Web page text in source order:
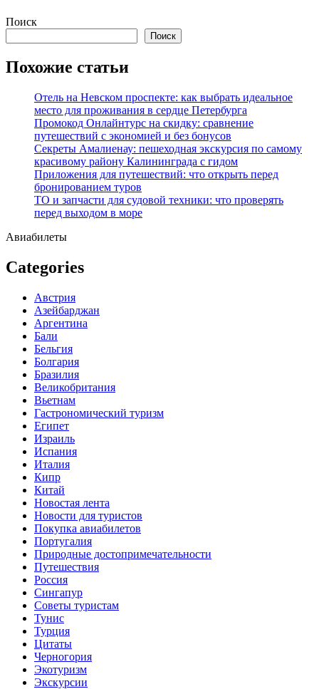
Перейти
содержимому
Поиск
Поиск
Похожие статьи
Отель на Невском проспекте: как выбрать идеальное
место для проживания в сердце Петербурга
Промокод Онлайнтурс на скидку: сравнение
путешествий с экономией и без бонусов
Секреты Амалиенау: пешеходная экскурсия по самому
красивому району Калининграда с гидом
Приложения для путешествий: что открыть перед
бронированием туров
ТО и запчасти для судовой техники: что проверять
перед выходом в море
Авиабилеты
Categories
Австрия
Азейбарджан
Аргентина
Бали
Бельгия
Болгария
Бразилия
Великобритания
Вьетнам
Гастрономический туризм
Египет
Израиль
Испания
Италия
Кипр
Китай
Новостая лента
Новости для туристов
Покупка авиабилетов
Португалия
Природные достопримечательности
Путешествия
Россия
Сингапур
Советы туристам
Тунис
Турция
Цитаты
Черногория
Экотуризм
Экскурсии